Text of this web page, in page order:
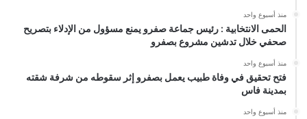
منذ أسبوع واحد
الحمى الانتخابية : رئيس جماعة صفرو يمنع مسؤول من الإدلاء بتصريح
صحفي خلال تدشين مشروع بصفرو
منذ أسبوع واحد
فتح تحقيق في وفاة طبيب يعمل بصفرو إثر سقوطه من شرفة شقته
بمدينة فاس
منذ أسبوع واحد